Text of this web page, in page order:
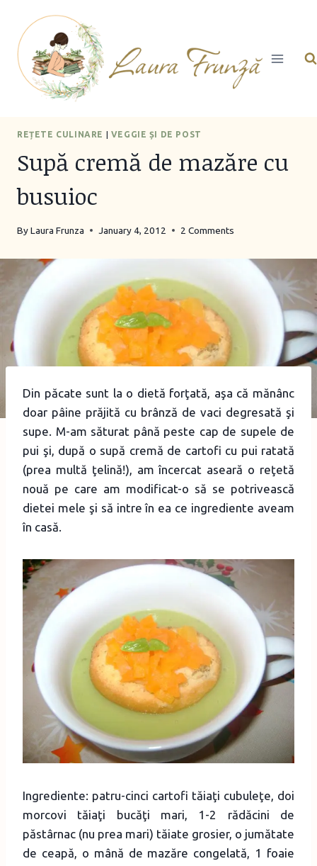
content
REȚETE CULINARE VEGGIE ȘI DE POST
Supă cremă de mazăre cu
busuioc
ByLaura Frunza January 4, 2012 2 Comments
Din păcate sunt la o dietă forţată, aşa că mănânc
doar pâine prăjită cu brânză de vaci degresată şi
supe. M-am săturat până peste cap de supele de
pui şi, după o supă cremă de cartofi cu pui ratată
(prea multă ţelină!), am încercat aseară o reţetă
nouă pe care am modificat-o să se potrivească
dietei mele şi să intre în ea ce ingrediente aveam
în casă.
Ingrediente: patru-cinci cartofi tăiaţi cubuleţe, doi
morcovi tăiaţi bucăţi mari, 1-2 rădăcini de
păstârnac (nu prea mari) tăiate grosier, o jumătate
de ceapă, o mână de mazăre congelată, 1 foaie